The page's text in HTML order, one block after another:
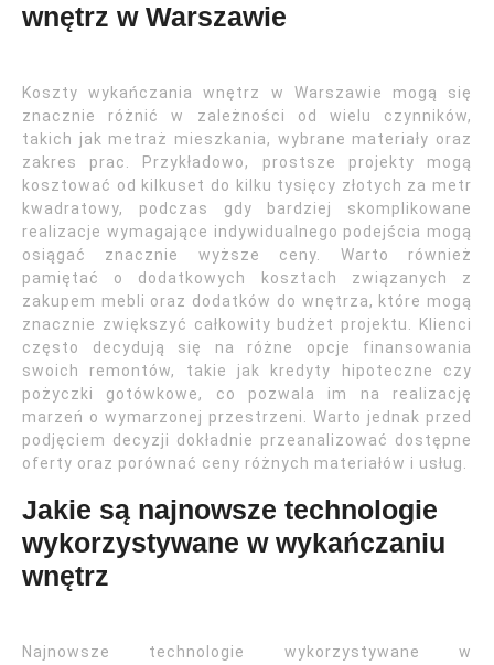
wnętrz w Warszawie
Koszty wykańczania wnętrz w Warszawie mogą się
znacznie różnić w zależności od wielu czynników,
takich jak metraż mieszkania, wybrane materiały oraz
zakres prac. Przykładowo, prostsze projekty mogą
kosztować od kilkuset do kilku tysięcy złotych za metr
kwadratowy, podczas gdy bardziej skomplikowane
realizacje wymagające indywidualnego podejścia mogą
osiągać znacznie wyższe ceny. Warto również
pamiętać o dodatkowych kosztach związanych z
zakupem mebli oraz dodatków do wnętrza, które mogą
znacznie zwiększyć całkowity budżet projektu. Klienci
często decydują się na różne opcje finansowania
swoich remontów, takie jak kredyty hipoteczne czy
pożyczki gotówkowe, co pozwala im na realizację
marzeń o wymarzonej przestrzeni. Warto jednak przed
podjęciem decyzji dokładnie przeanalizować dostępne
oferty oraz porównać ceny różnych materiałów i usług.
Jakie są najnowsze technologie
wykorzystywane w wykańczaniu
wnętrz
Najnowsze technologie wykorzystywane w